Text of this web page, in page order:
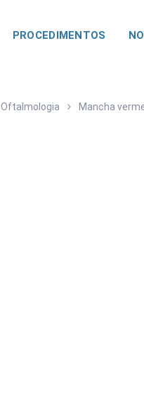
PROCEDIMENTOS
Oftalmologia Mancha